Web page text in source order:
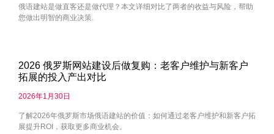
俄语建站是做直客还是做代理？本文详细对比了两者的收益与风险，帮助
您做出明智的商业决策.
2026 俄罗斯网站建设后做复购：老客户维护与新客户
拓展的投入产出对比
2026年1月30日
了解2026年俄罗斯市场俄语建站的价值：如何通过老客户维护和新客户拓
展提升ROI，获取更多商业机会。